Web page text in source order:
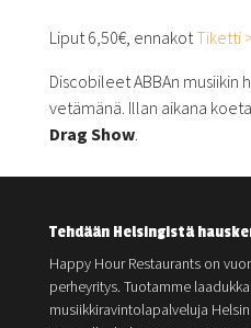
Liput 6,50€, ennakotTiketti
Discobileet ABBAn musiikin
vetämänä. Illan aikana
Drag Show.
Tehdään Helsingistä
Happy Hour Restaurants on
perheyritys. Tuotamme
musiikkiravintolapalveluja